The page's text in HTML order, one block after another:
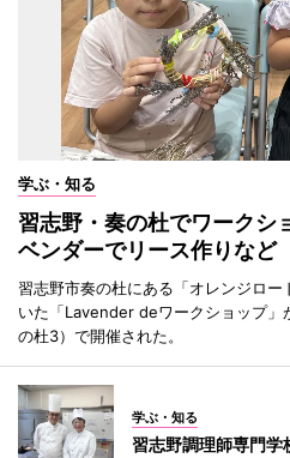
学ぶ・知る
習志野・奏の杜でワーク
ベンダーでリース作りなど
習志野市奏の杜にある「オレンジロ
いた「Lavender deワークショップ」
の杜3）で開催された。
学ぶ・知る
習志野調理師専門学